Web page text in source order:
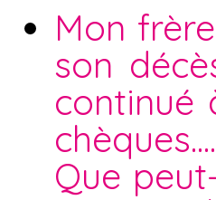
Mon
son
continué
Que